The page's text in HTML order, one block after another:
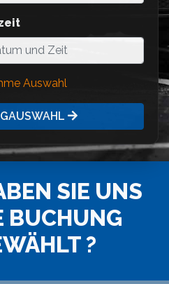
Auswahl
SIE UNS
BUCHUNG
?